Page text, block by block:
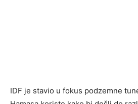
IDF je stavio u fokus podzemne